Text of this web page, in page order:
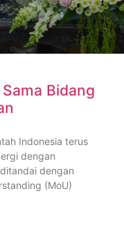
Bidang
Indonesia terus
dengan
dengan
(MoU)